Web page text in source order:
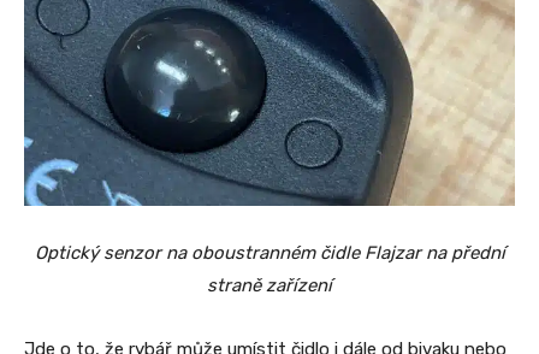
Optický senzor na oboustranném čidle Flajzar na přední
straně zařízení
Jde o to, že rybář může umístit čidlo i dále od bivaku nebo